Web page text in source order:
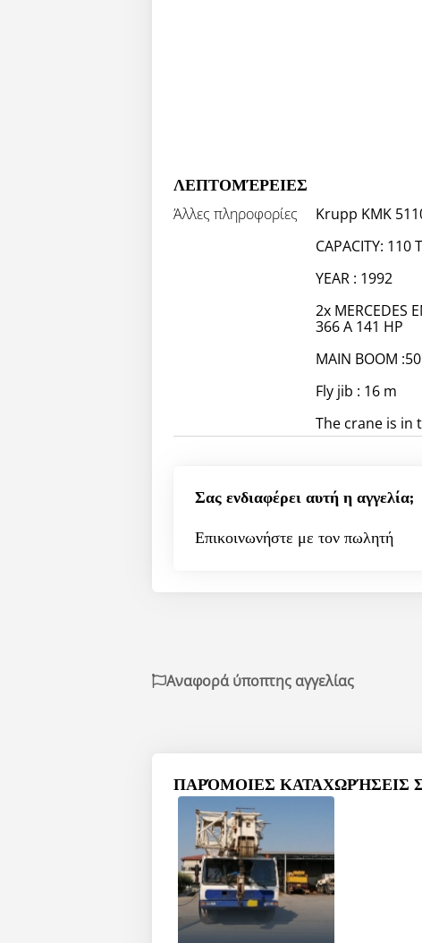
ΛΕΠΤΟΜΈΡΕΙΕΣ
Άλλες πληροφορίες
Krupp KMK
CAPACITY: 110
YEAR : 1992
2x MERCEDES
366 A 141 HP
MAIN BOOM
Fly jib : 16 m
The crane is in
Σας ενδιαφέρει αυτή η αγγελία;
Επικοινωνήστε με τον πωλητή
Αναφορά ύποπτης αγγελίας
ΠΑΡΌΜΟΙΕΣ ΚΑΤΑΧΩΡΉΣΕΙΣ